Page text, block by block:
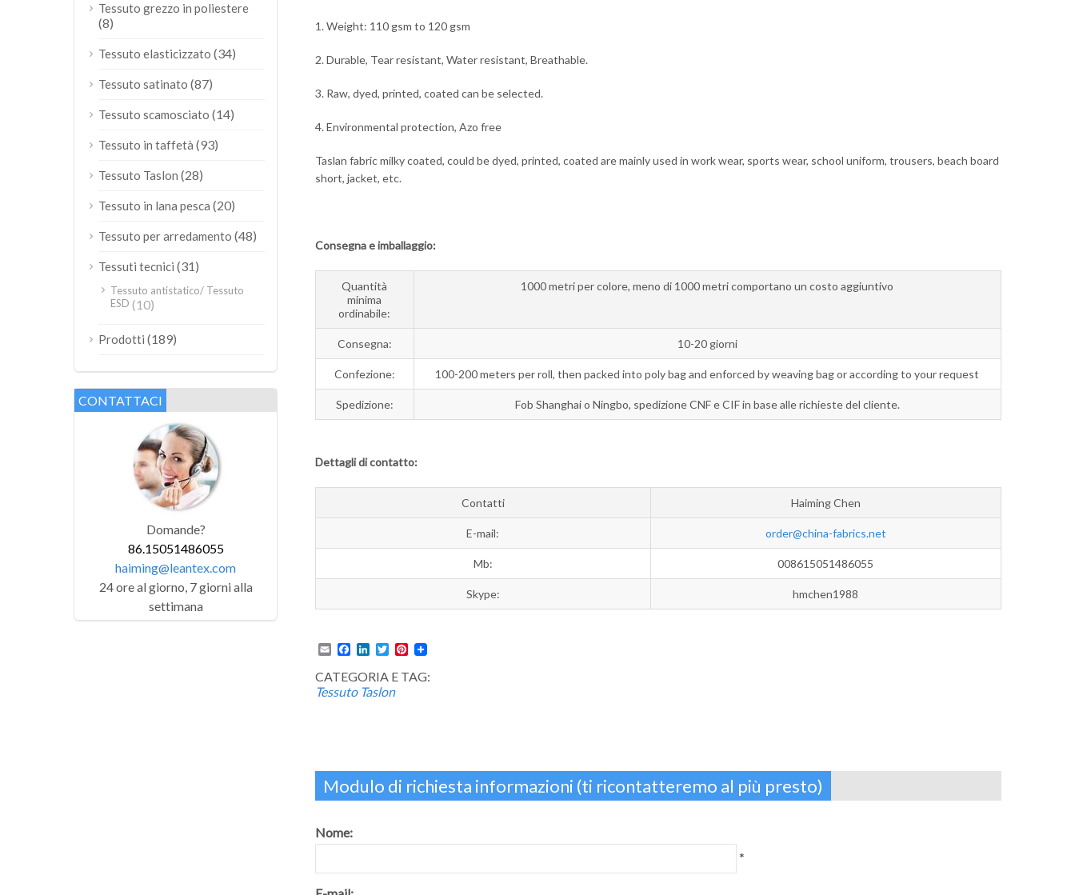
1. Weight: 110 gsm to 120 gsm
2. Durable, Tear resistant, Water resistant, Breathable.
3. Raw, dyed, printed, coated can be selected.
4. Environmental protection, Azo free
Taslan fabric milky coated, could be dyed, printed, coated are mainly used in work wear, sports wear, school uniform, trousers, beach board
short, jacket, etc.
Consegna e imballaggio:
Quantità
minima
ordinabile:
1000 metri per colore, meno di 1000 metri comportano un costo aggiuntivo
Consegna: 10-20 giorni
Confezione: 100-200 meters per roll, then packed into poly bag and enforced by weaving bag or according to your request
Spedizione: Fob Shanghai o Ningbo, spedizione CNF e CIF in base alle richieste del cliente.
Dettagli di contatto:
Contatti Haiming Chen
E-mail: order@china-fabrics.net
Mb: 008615051486055
Skype: hmchen1988
EmailFacebook
LinkedIn
TwitterPinterest
CATEGORIA E TAG:
Tessuto Taslon
Modulo di richiesta informazioni (ti ricontatteremo al più presto)
Nome:
*
Tessuto grezzo in poliestere
(8)
Tessuto elasticizzato (34)
Tessuto satinato (87)
Tessuto scamosciato (14)
Tessuto in taffetà (93)
Tessuto Taslon (28)
Tessuto in lana pesca (20)
Tessuto per arredamento (48)
Tessuti tecnici (31)
Tessuto antistatico/ Tessuto
ESD (10)
Prodotti (189)
CONTATTACI
Domande?
86.15051486055
haiming@leantex.com
24 ore al giorno, 7 giorni alla
settimana